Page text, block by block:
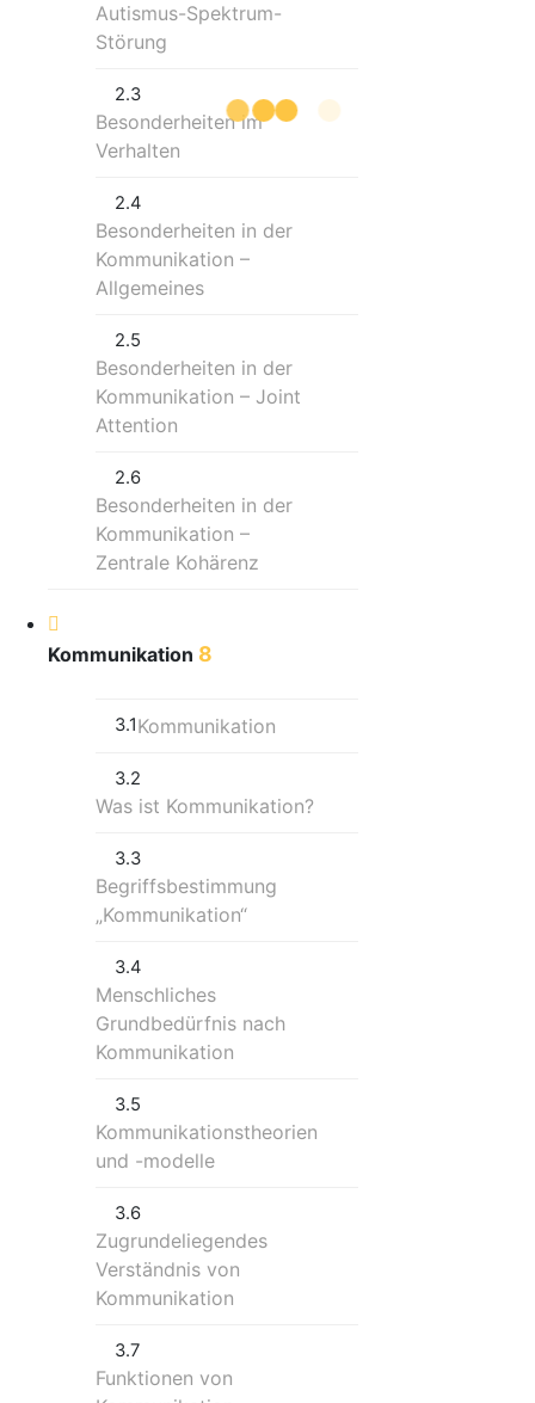
Autismus-Spektrum-
Störung
2.3
Besonderheiten im
Verhalten
2.4
Besonderheiten in der
Kommunikation –
Allgemeines
2.5
Besonderheiten in der
Kommunikation – Joint
Attention
2.6
Besonderheiten in der
Kommunikation –
Zentrale Kohärenz
Kommunikation 8
3.1Kommunikation
3.2
Was ist Kommunikation?
3.3
Begriffsbestimmung
„Kommunikation“
3.4
Menschliches
Grundbedürfnis nach
Kommunikation
3.5
Kommunikationstheorien
und -modelle
3.6
Zugrundeliegendes
Verständnis von
Kommunikation
3.7
Funktionen von